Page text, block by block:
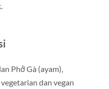
Phở Gà (ayam),
dan vegan